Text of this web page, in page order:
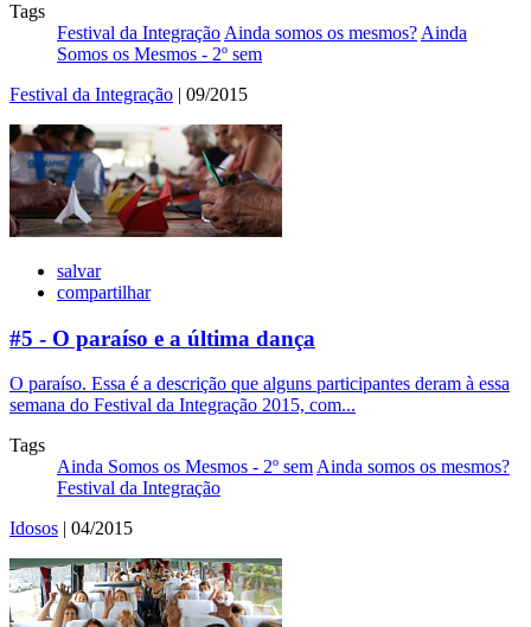
Tags
Festival da Integração Ainda somos os mesmos? Ainda
Somos os Mesmos - 2º sem
Festival da Integração | 09/2015
salvar
compartilhar
#5 - O paraíso e a última dança
O paraíso. Essa é a descrição que alguns participantes deram à essa
semana do Festival da Integração 2015, com...
Tags
Ainda Somos os Mesmos - 2º semAinda somos os mesmos?
Festival da Integração
Idosos | 04/2015